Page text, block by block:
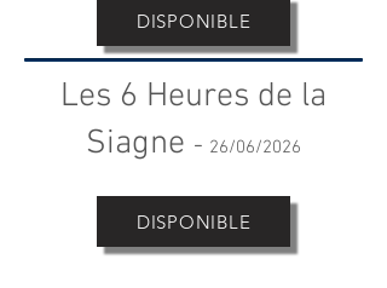
DISPONIBLE
Les 6 Heures de la
Siagne - 26/06/2026
DISPONIBLE